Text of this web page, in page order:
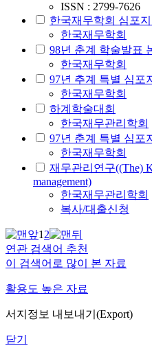
ISSN : 2799-7626
한국재무학회 심포
한국재무학회
98년 춘계 학술발표
한국재무학회
97년 추계 특별 심포
한국재무학회
하계학술대회
한국재무관리학회
97년 춘계 특별 심포
한국재무학회
재무관리연구((The)
management)
한국재무관리학회
복사/대출신청
12
연관 검색어 추천
이 검색어로 많이 본 자료
활용도 높은 자료
서지정보 내보내기(Export)
닫기